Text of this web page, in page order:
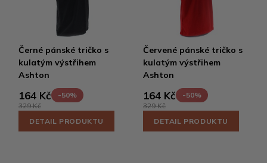
Černé pánské tričko s
kulatým výstřihem
Ashton
164 Kč
-50%
329 Kč
DETAIL PRODUKTU
Červené pánské tričko s
kulatým výstřihem
Ashton
164 Kč
-50%
329 Kč
DETAIL PRODUKTU